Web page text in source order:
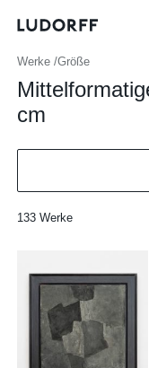
Werke Größe
cm
133 Werke